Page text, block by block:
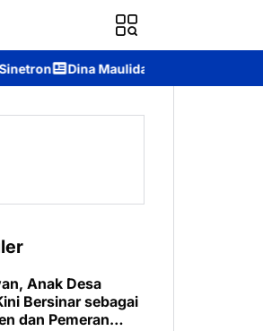
Aklamasi Pimpin Perempuan
Anak Desa
Bersinar sebagai
dan Pemeran